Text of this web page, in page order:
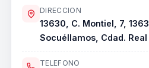
DIRECCION
13630, C. Montiel, 7,
Socuéllamos, Cdad. Real
TELEFONO